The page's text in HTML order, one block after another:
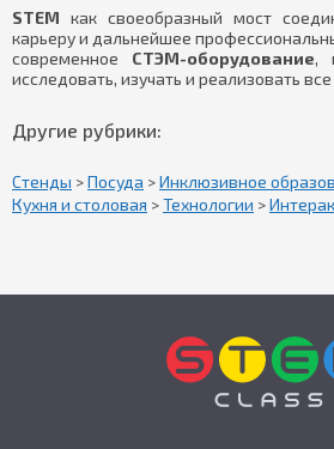
STEM как своеобразный мост
карьеру и дальнейшее
современное СТЭМ-оборудование,
исследовать, изучать и реализовать
Другие рубрики:
Стенды >Посуда >Инклюзивное
Кухня и столовая >Технологии >